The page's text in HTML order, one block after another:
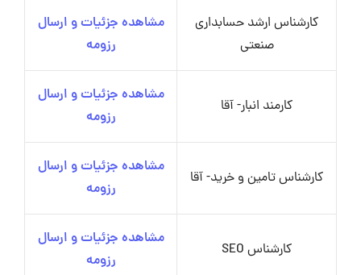
کارشناس ارشد حسابداری
صنعتی
مشاهده جزئیات و ارسال
رزومه
کارمند انبار- آقا
مشاهده جزئیات و ارسال
رزومه
کارشناس تامین و خرید- آقا
مشاهده جزئیات و ارسال
رزومه
کارشناس SEO
مشاهده جزئیات و ارسال
رزومه